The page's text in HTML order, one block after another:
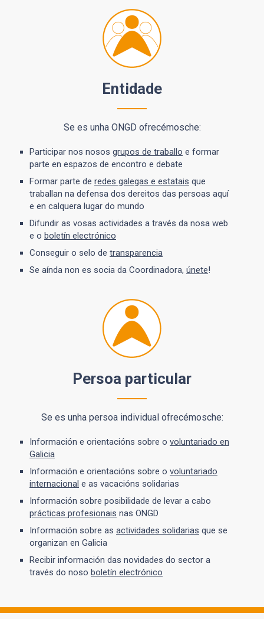
Entidade
Se es unha ONGD ofrecémosche:
Participar nos nosos grupos de traballo e formar
parte en espazos de encontro e debate
Formar parte de redes galegas e estatais que
traballan na defensa dos dereitos das persoas aquí
e en calquera lugar do mundo
Difundir as vosas actividades a través da nosa web
e o boletín electrónico
Conseguir o selo de transparencia
Se aínda non es socia da Coordinadora, únete!
Persoa particular
Se es unha persoa individual ofrecémosche:
Información e orientacións sobre o voluntariado en
Galicia
Información e orientacións sobre o voluntariado
internacional e as vacacións solidarias
Información sobre posibilidade de levar a cabo
prácticas profesionais nas ONGD
Información sobre as actividades solidarias que se
organizan en Galicia
Recibir información das novidades do sector a
través do noso boletín electrónico